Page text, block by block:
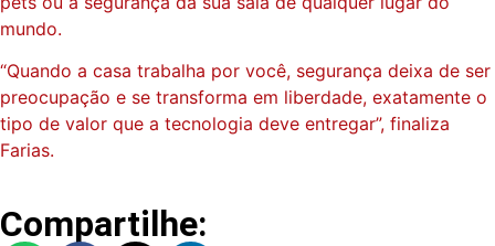
mundo.
“Quando a casa trabalha por você, segurança deixa de ser
preocupação e se transforma em liberdade, exatamente o
tipo de valor que a tecnologia deve entregar”, finaliza
Farias.
Compartilhe: